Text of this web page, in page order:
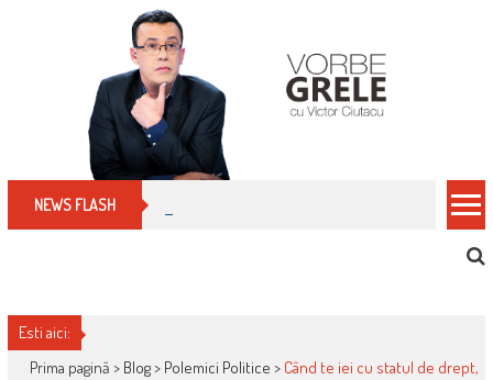
NEWS FLASH Cum îți schimbi, rapid, gratuit și eficient,
Esti aici:
Prima pagină > Blog> Polemici Politice > Când te iei cu statul de drept,